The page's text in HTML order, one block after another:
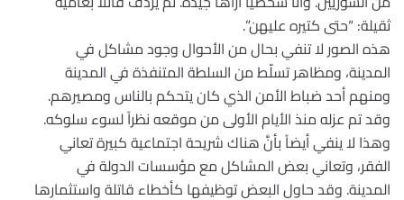
ثقيلة: “حتى كتيره عليهن”.
هذه الصور لا تنفي بحال من الأحوال وجود مشاكل في
المدينة، ومظاهر تسلّط من السلطة المتنفذة في المدينة
ومنهم أحد ضباط الأمن الذي كان يتحكم بالناس ومصيرهم.
وقد تم عزله منذ الأيام الأولى من موقعه نظراً لسوء سلوكه.
وهذا لا ينفي أيضاً بأنَّ هناك شريحة اجتماعية كبيرة تعاني
الفقر، وتعاني بعض المشاكل مع مؤسسات الدولة في
المدينة. وقد حاول البعض توظيفها كأخطاء قاتلة واستثمارها